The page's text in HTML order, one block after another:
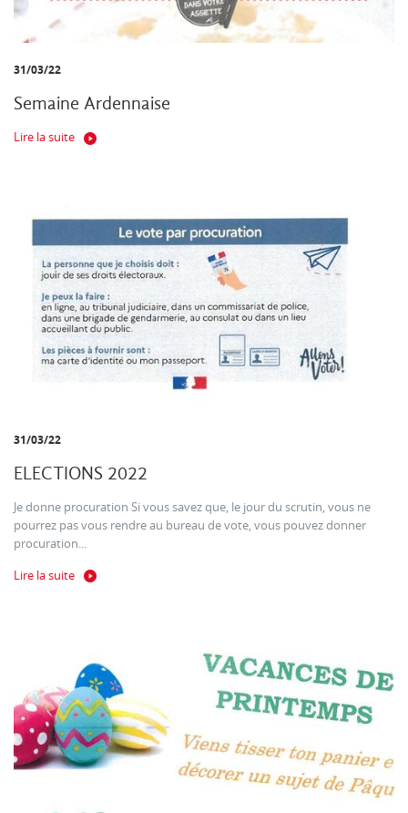
31/03/22
Semaine Ardennaise
Lire la suite
31/03/22
ELECTIONS 2022
Je donne procuration Si vous savez que, le jour du scrutin, vous ne
pourrez pas vous rendre au bureau de vote, vous pouvez donner
procuration...
Lire la suite